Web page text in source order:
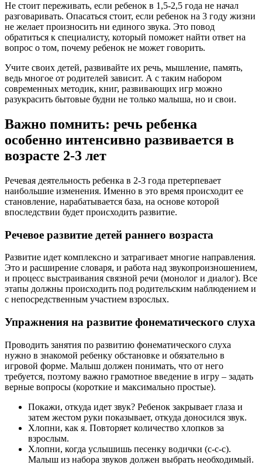
Не стоит переживать, если ребенок в 1,5-2,5 года не начал
разговаривать. Опасаться стоит, если ребенок на 3 году жизни
не желает произносить ни единого звука. Это повод
обратиться к специалисту, который поможет найти ответ на
вопрос о том, почему ребенок не может говорить.
Учите своих детей, развивайте их речь, мышление, память,
ведь многое от родителей зависит. А с таким набором
современных методик, книг, развивающих игр можно
разукрасить бытовые будни не только малыша, но и свои.
Важно помнить: речь ребенка
особенно интенсивно развивается в
возрасте 2-3 лет
Речевая деятельность ребенка в 2-3 года претерпевает
наибольшие изменения. Именно в это время происходит ее
становление, нарабатывается база, на основе которой
впоследствии будет происходить развитие.
Речевое развитие детей раннего возраста
Развитие идет комплексно и затрагивает многие направления.
Это и расширение словаря, и работа над звукопроизношением,
и процесс выстраивания связной речи (монолог и диалог). Все
этапы должны происходить под родительским наблюдением и
с непосредственным участием взрослых.
Упражнения на развитие фонематического слуха
Проводить занятия по развитию фонематического слуха
нужно в знакомой ребенку обстановке и обязательно в
игровой форме. Малыш должен понимать, что от него
требуется, поэтому важно грамотное введение в игру – задать
верные вопросы (короткие и максимально простые).
Покажи, откуда идет звук? Ребенок закрывает глаза и
затем жестом руки показывает, откуда доносился звук.
Хлопни, как я. Повторяет количество хлопков за
взрослым.
Хлопни, когда услышишь песенку водички (с-с-с).
Малыш из набора звуков должен выбрать необходимый.